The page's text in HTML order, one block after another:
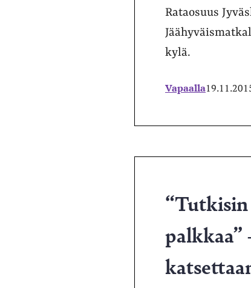
Rataosuus
kylä.
Vapaalla